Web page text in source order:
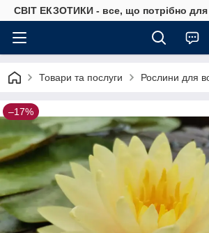
СВІТ ЕКЗОТИКИ - все, що потрібно для
Товари та послуги Рослини для
–17%